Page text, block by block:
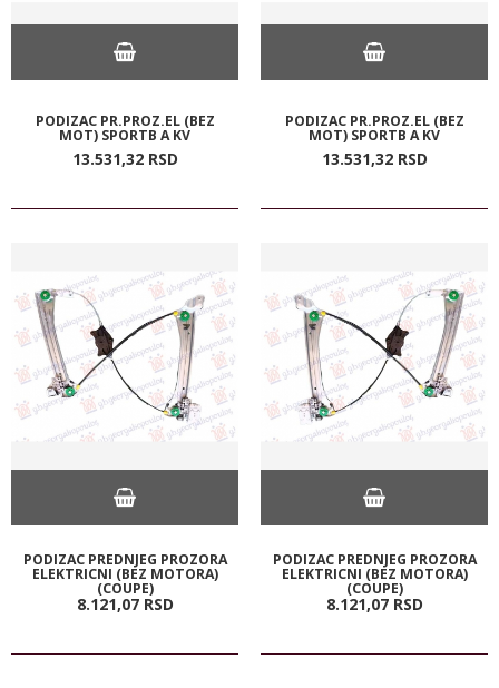
PODIZAC PR.PROZ.EL (BEZ
MOT) SPORTB A KV
13.531,32 RSD
PODIZAC PR.PROZ.EL (BEZ
MOT) SPORTB A KV
13.531,32 RSD
PODIZAC PREDNJEG PROZORA
ELEKTRICNI (BEZ MOTORA)
(COUPE)
8.121,07 RSD
PODIZAC PREDNJEG PROZORA
ELEKTRICNI (BEZ MOTORA)
(COUPE)
8.121,07 RSD